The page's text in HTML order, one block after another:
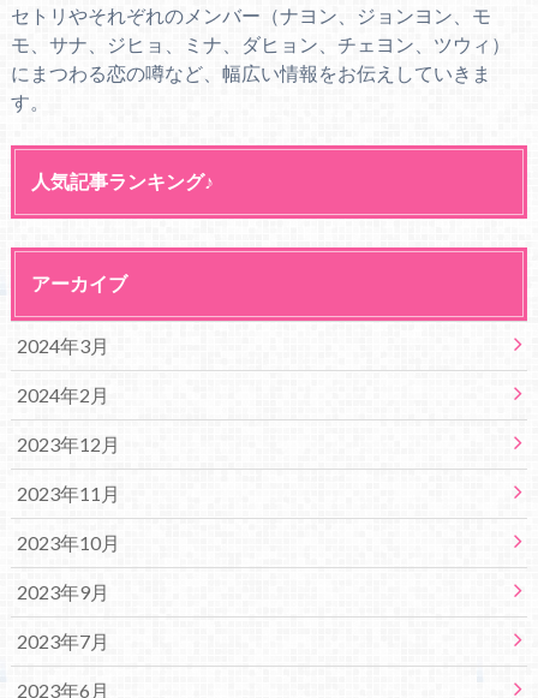
セトリやそれぞれのメンバー（ナヨン、ジョンヨン、モ
モ、サナ、ジヒョ、ミナ、ダヒョン、チェヨン、ツウィ）
にまつわる恋の噂など、幅広い情報をお伝えしていきま
す。
人気記事ランキング♪
アーカイブ
2024年3月
2024年2月
2023年12月
2023年11月
2023年10月
2023年9月
2023年7月
2023年6月